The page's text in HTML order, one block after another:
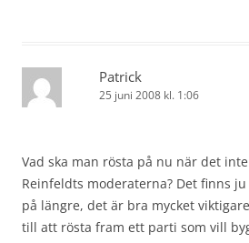
Patrick
25 juni 2008 kl. 1:06
Vad ska man rösta på nu när det
Reinfeldts moderaterna? Det finns
på längre, det är bra mycket
till att rösta fram ett parti som vill